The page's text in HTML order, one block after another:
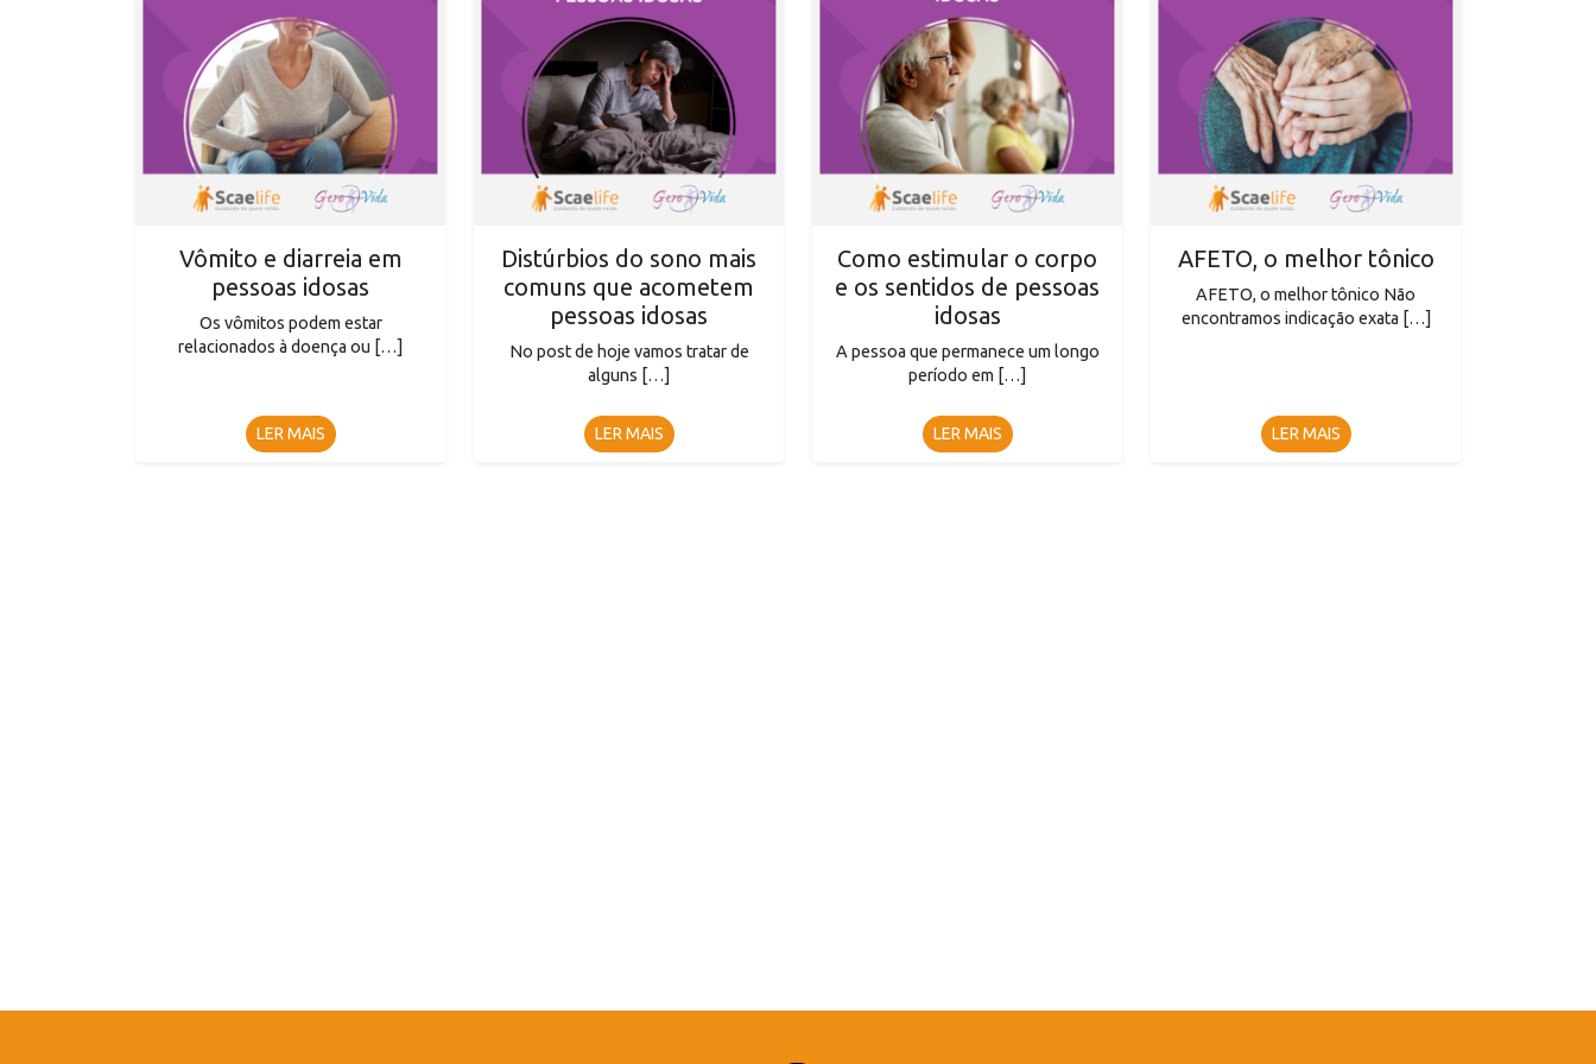
Vômito e diarreia em
pessoas idosas
Os vômitos podem estar
relacionados à doença ou […]
LER MAIS
Distúrbios do sono mais
comuns que acometem
pessoas idosas
No post de hoje vamos tratar de
alguns […]
LER MAIS
Como estimular o corpo
e os sentidos de pessoas
idosas
A pessoa que permanece um longo
período em […]
LER MAIS
AFETO, o melhor tônico
AFETO, o melhor tônico Não
encontramos indicação exata […]
LER MAIS